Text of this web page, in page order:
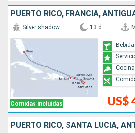
Comidas incluidas
Silver shadow 13 d
US$